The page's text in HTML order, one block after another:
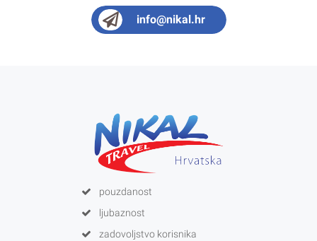
info@nikal.hr
pouzdanost
ljubaznost
zadovoljstvo korisnika